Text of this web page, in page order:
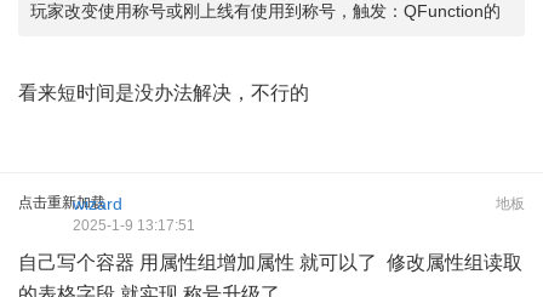
玩家改变使用称号或刚上线有使用到称号，触发：QFunction的
看来短时间是没办法解决，不行的
点击重新加载 地板
wizard
2025-1-9 13:17:51
自己写个容器 用属性组增加属性 就可以了 修改属性组读取